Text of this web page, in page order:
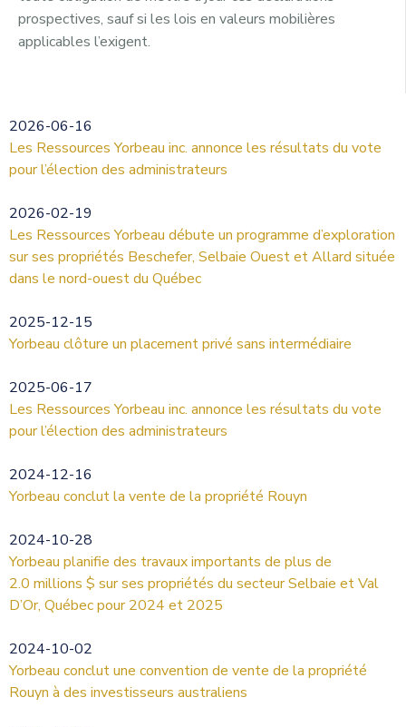
prospectives, sauf si les lois en valeurs mobilières
applicables l’exigent.
2026-06-16
Les Ressources Yorbeau inc. annonce les résultats du vote
pour l’élection des administrateurs
2026-02-19
Les Ressources Yorbeau débute un programme d’exploration
sur ses propriétés Beschefer, Selbaie Ouest et Allard située
dans le nord-ouest du Québec
2025-12-15
Yorbeau clôture un placement privé sans intermédiaire
2025-06-17
Les Ressources Yorbeau inc. annonce les résultats du vote
pour l’élection des administrateurs
2024-12-16
Yorbeau conclut la vente de la propriété Rouyn
2024-10-28
Yorbeau planifie des travaux importants de plus de
2.0 millions $ sur ses propriétés du secteur Selbaie et Val
D’Or, Québec pour 2024 et 2025
2024-10-02
Yorbeau conclut une convention de vente de la propriété
Rouyn à des investisseurs australiens